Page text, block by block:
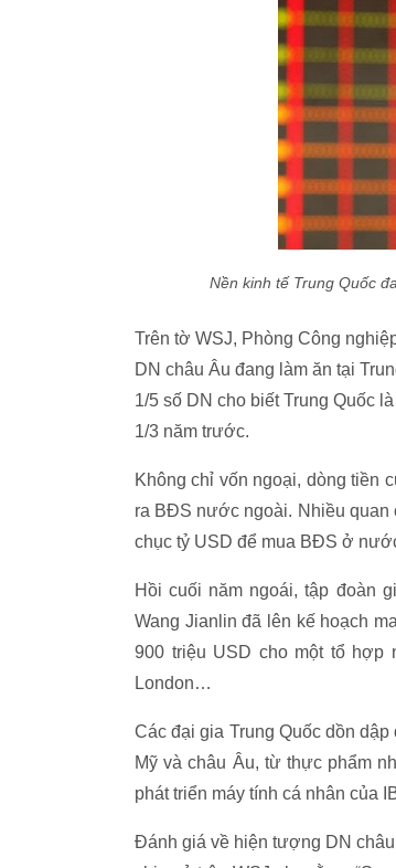
Nền kinh tế Trung Quốc
Trên tờ WSJ, Phòng Công
DN châu Âu đang làm ăn tại
1/5 số DN cho biết Trung Quốc
1/3 năm trước.
Không chỉ vốn ngoại, dòng tiền
ra BĐS nước ngoài. Nhiều quan
chục tỷ USD để mua BĐS ở
Hồi cuối năm ngoái, tập đoàn
Wang Jianlin đã lên kế hoạch
900 triệu USD cho một tổ hợp
London…
Các đại gia Trung Quốc dồn
Mỹ và châu Âu, từ thực phẩm
phát triển máy tính cá nhân của
Đánh giá về hiện tượng DN